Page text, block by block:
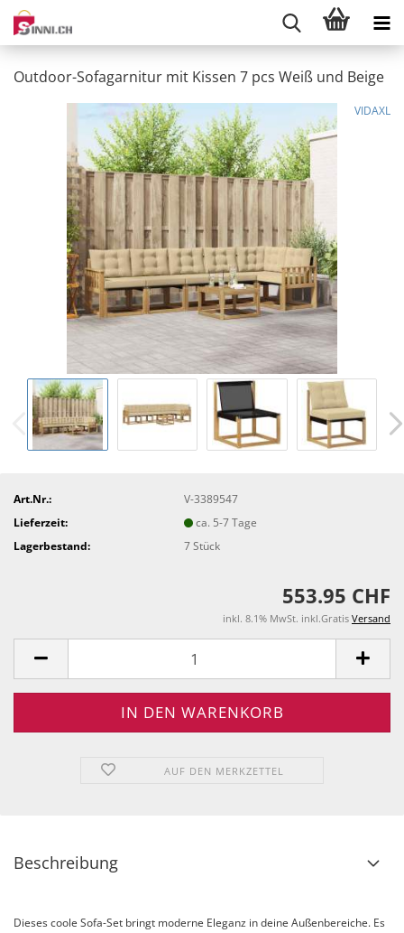
Outdoor-Sofagarnitur mit Kissen 7 pcs Weiß und Beige
VIDAXL
Art.Nr.:
V-3389547
Lieferzeit:
ca. 5-7 Tage
Lagerbestand:
7Stück
553.95 CHF
inkl. 8.1% MwSt. inkl.Gratis Versand
AUF DEN MERKZETTEL
Beschreibung
Dieses coole Sofa-Set bringt moderne Eleganz in deine Außenbereiche. Es